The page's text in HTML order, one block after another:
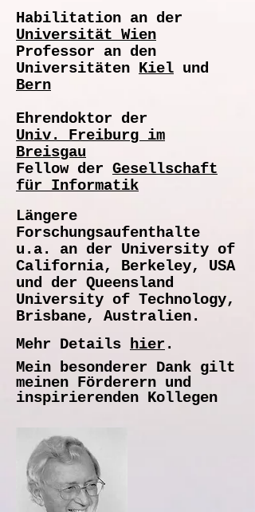
Habilitation an der
Universität Wien
Professor an den
Universitäten Kiel und
Bern
Ehrendoktor der
Univ. Freiburg im
Breisgau
Fellow der Gesellschaft
für Informatik
Längere
Forschungsaufenthalte
u.a. an der University of
California, Berkeley, USA
und der Queensland
University of Technology,
Brisbane, Australien.
Mehr Details hier .
Mein besonderer Dank gilt
meinen Förderern und
inspirierenden Kollegen